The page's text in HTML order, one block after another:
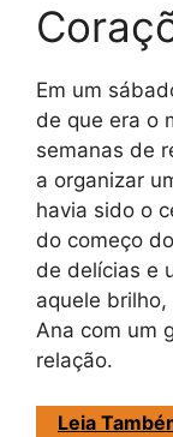
Em um
de que era o
semanas de
a organizar
havia sido o
do começo
de delícias e
aquele
Ana com um
relação.
Leia